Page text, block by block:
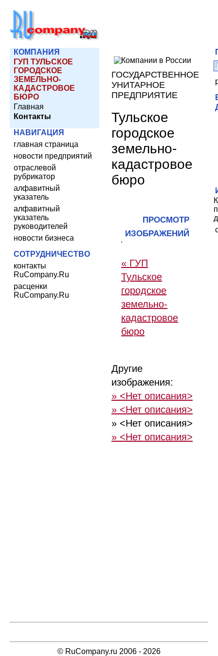
КОМПАНИЯ
ГУП ТУЛЬСКОЕ
ГОРОДСКОЕ
ЗЕМЕЛЬНО-
КАДАСТРОВОЕ
БЮРО
Главная
Контакты
НАВИГАЦИЯ
главная страница
новости предприятий
отраслевой
рубрикатор
алфавитный
указатель
алфавитный
указатель
руководителей
новости бизнеса
СОТРУДНИЧЕСТВО
контакты
RuCompany.Ru
расценки
RuCompany.Ru
ГОСУДАРСТВЕННОЕ
УНИТАРНОЕ
ПРЕДПРИЯТИЕ
Тульское
городское
земельно-
кадастровое
бюро
ПРОСМОТР
ИЗОБРАЖЕНИЙ
« ГУП
Тульское
городское
земельно-
кадастровое
бюро
Другие
изображения:
» <Нет описания>
» <Нет описания>
» <Нет описания>
» <Нет описания>
© RuCompany.ru 2006 - 2026